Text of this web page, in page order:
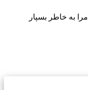
مرا به خاطر بسپار